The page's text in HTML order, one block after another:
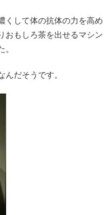
くして体の抗体の力を高め
おもしろ茶を出せるマシン
。
んだそうです。